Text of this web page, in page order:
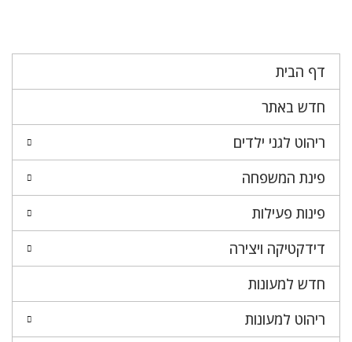
דף הבית
חדש באתר
ריהוט לגני ילדים
פינת המשפחה
פינות פעילות
דידקטיקה ויצירה
חדש למעונות
ריהוט למעונות